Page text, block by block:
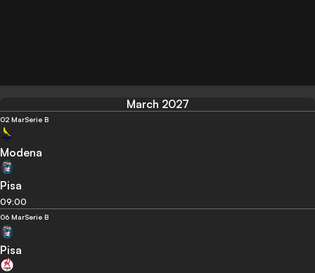
March 2027
02 MarSerie B
Modena
Pisa
09:00
06 MarSerie B
Pisa